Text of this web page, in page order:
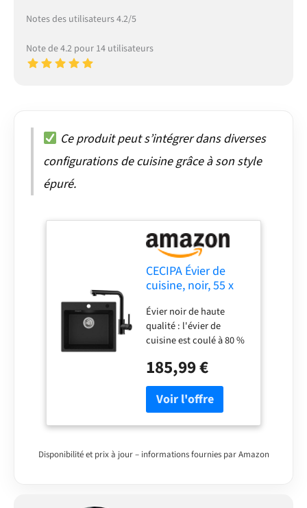
Notes des utilisateurs 4.2/5
Note de 4.2 pour 14 utilisateurs
Ce produit peut s’intégrer dans diverses
configurations de cuisine grâce à son style
épuré.
CECIPA Évier de
cuisine, noir, 55 x
1 bac, encastrable,
80% sable de
quartz, avec siphon
Évier noir de haute
qualité : l'évier de
cuisine est coulé à 80 %
haute qualité et 20 % de
matériau en résine, qui
a une excellente
résistance à l'usure et à
la corrosion. Design
conçu 2 trous de
185,99 €
Disponibilité et prix à jour – informations fournies par Amazon